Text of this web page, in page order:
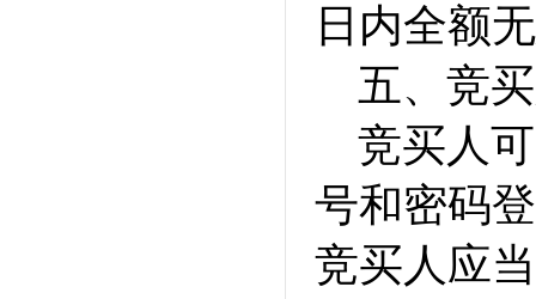
日内全额
五、竞
竞买人
号和密码
竞买人应